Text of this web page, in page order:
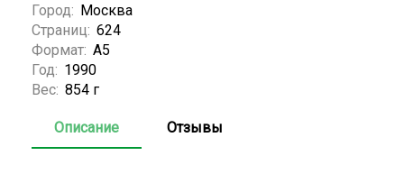
Город: Москва
Страниц: 624
Формат: А5
Год: 1990
Вес: 854 г
Описание Отзывы